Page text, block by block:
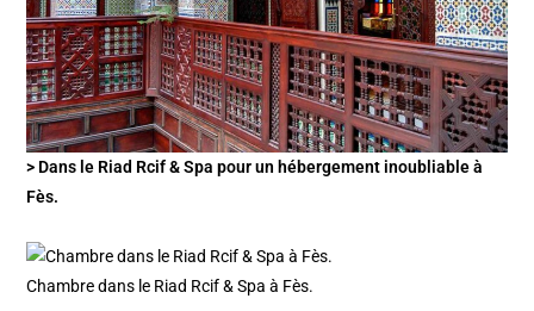
> Dans le Riad Rcif & Spa pour un hébergement inoubliable à
Fès.
Chambre dans le Riad Rcif & Spa à Fès.